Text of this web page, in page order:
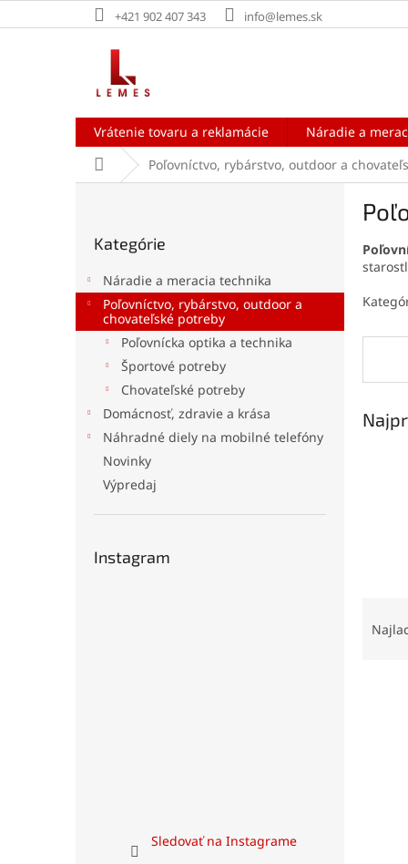
na
+421 902 407 343 info@lemes.sk
Vrátenie tovaru a reklamácie Náradie a
DomovPoľovníctvo, rybárstvo, outdoor a
p
n
kategórie
Kategórie
Náradie a meracia technika
Poľovníctvo, rybárstvo, outdoor a
chovateľské potreby
Poľovnícka optika a technika
Športové potreby
Chovateľské potreby
Domácnosť, zdravie a krása
Náhradné diely na mobilné telefóny
Novinky
Výpredaj
Instagram
Sledovať na Instagrame